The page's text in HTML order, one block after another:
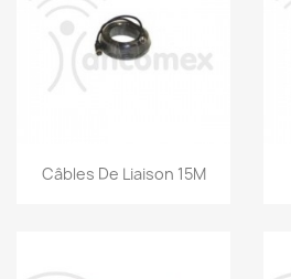
Aperçu rapide
Câbles De Liaison 15M